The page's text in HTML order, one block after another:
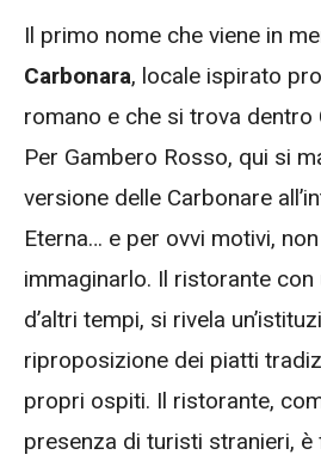
Il primo nome che viene in
Carbonara, locale ispirato
romano e che si trova dentro
Per Gambero Rosso, qui si
versione delle Carbonare
Eterna… e per ovvi motivi,
immaginarlo. Il ristorante con
d’altri tempi, si rivela
riproposizione dei piatti
propri ospiti. Il ristorante,
presenza di turisti stranieri,